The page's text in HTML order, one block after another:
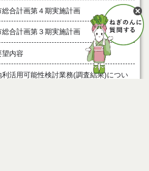
合計画第４期実施計画
合計画第３期実施計画
望内容
活用可能性検討業務(調査結果)につい